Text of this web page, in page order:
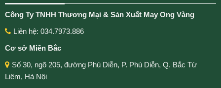
Công Ty TNHH Thương Mại & Sản Xuất May Ong Vàng
Liên hệ: 034.7973.886
Cơ sở Miền Bắc
Số 30, ngõ 205, đường Phú Diễn, P. Phú Diễn, Q. Bắc Từ
Liêm, Hà Nội